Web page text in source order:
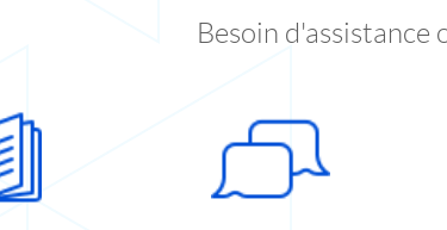
Besoin d'assistance